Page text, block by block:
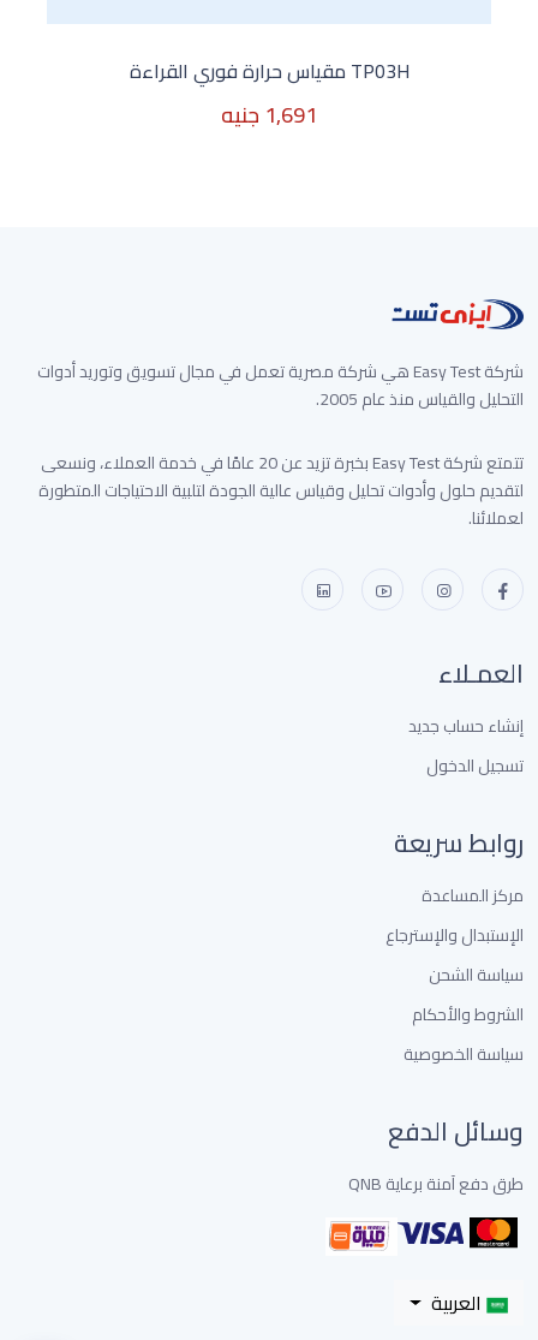
TP03H مقياس حرارة فوري القراءة
1,691 جنيه
شركة Easy Test هي شركة مصرية تعمل في مجال تسويق وتوريد أدوات
التحليل والقياس منذ عام 2005.
تتمتع شركة Easy Test بخبرة تزيد عن 20 عامًا في خدمة العملاء، ونسعى
لتقديم حلول وأدوات تحليل وقياس عالية الجودة لتلبية الاحتياجات المتطورة
لعملائنا.
العمـلاء
إنشاء حساب جديد
تسجيل الدخول
روابط سريعة
مركز المساعدة
الإستبدال والإسترجاع
سياسة الشحن
الشروط والأحكام
سياسة الخصوصية
وسائل الدفع
طرق دفع آمنة برعاية QNB